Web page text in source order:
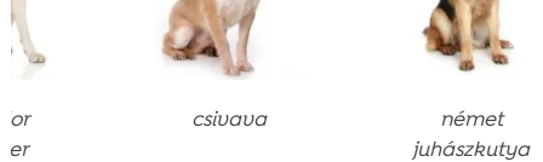
juhászkutya